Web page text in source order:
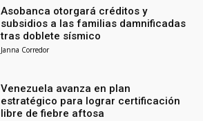
Asobanca otorgará créditos y
subsidios a las familias damnificadas
tras doblete sísmico
Janna Corredor
Venezuela avanza en plan
estratégico para lograr certificación
libre de fiebre aftosa